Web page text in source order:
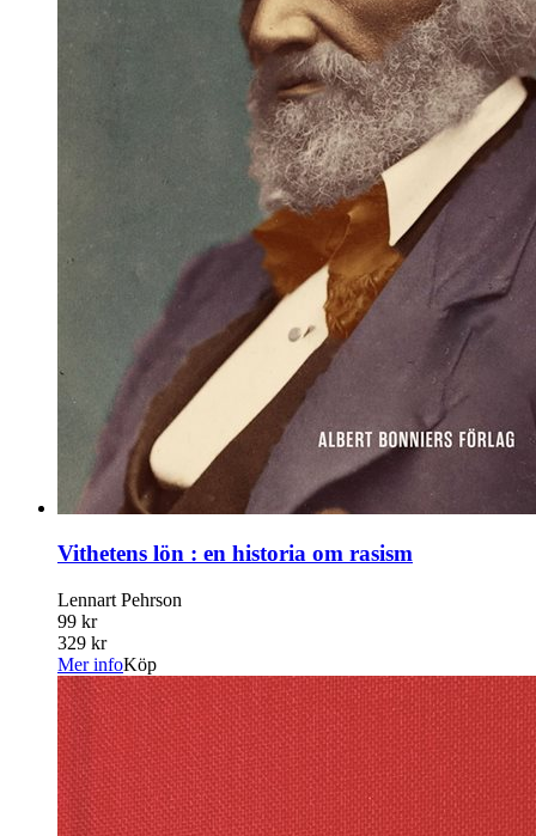
Vithetens lön : en historia om rasism
Lennart Pehrson
99 kr
329 kr
Mer infoKöp